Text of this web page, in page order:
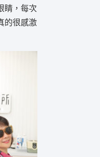
睛，每次
的很感激